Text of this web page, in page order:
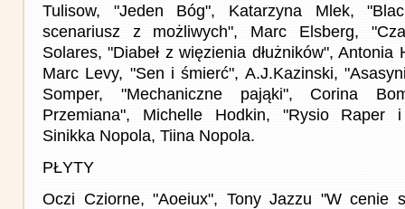
Tulisow, "Jeden Bóg", Katarzyna Mlek,
scenariusz z możliwych", Marc Elsberg,
Solares, "Diabeł z więzienia dłużników", Antonia
Marc Levy, "Sen i śmierć", A.J.Kazinski,
Somper, "Mechaniczne pająki", Corina
Przemiana", Michelle Hodkin, "Rysio Raper i
Sinikka Nopola, Tiina Nopola.
PŁYTY
Oczi Cziorne, "Aoeiux", Tony Jazzu "W cenie